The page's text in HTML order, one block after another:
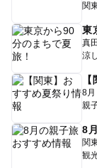
関
東
真
涼
8
親
8
関
観